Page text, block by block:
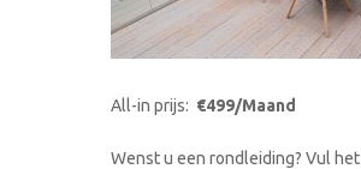
All-in prijs: €499/Maand
Wenst u een rondleiding? Vul het